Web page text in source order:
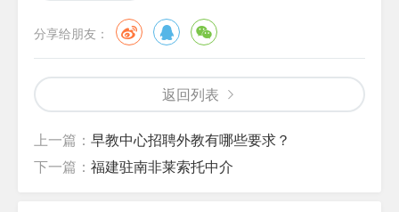
分享给朋友：
返回列表
上一篇： 早教中心招聘外教有哪些要求？
下一篇： 福建驻南非莱索托中介